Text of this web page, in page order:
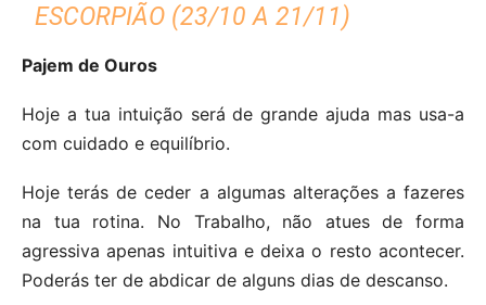
ESCORPIÃO (23/10 A 21/11)
Pajem de Ouros
Hoje a tua intuição será de grande ajuda mas usa-a
com cuidado e equilíbrio.
Hoje terás de ceder a algumas alterações a fazeres
na tua rotina. No Trabalho, não atues de forma
agressiva apenas intuitiva e deixa o resto acontecer.
Poderás ter de abdicar de alguns dias de descanso.